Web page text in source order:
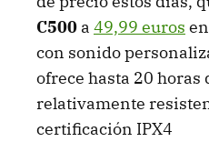
C500 a 49,99 euros
con sonido
ofrece hasta 20 horas
relativamente
certificación IPX4